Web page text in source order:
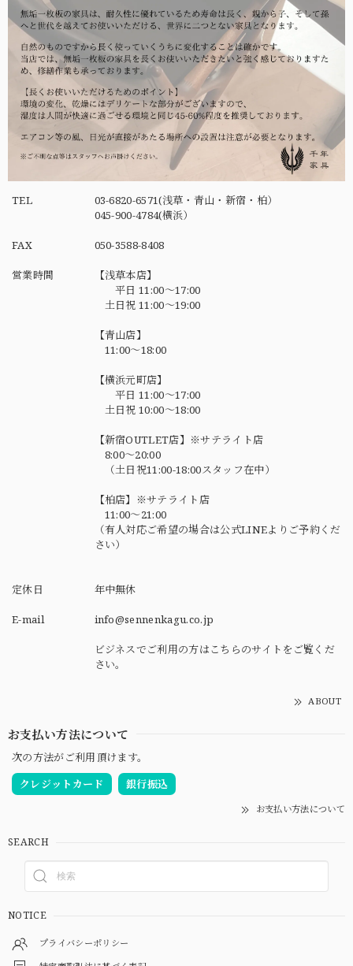
TEL
03-6820-6571(浅草・青山・新宿・柏）
045-900-4784(横浜）
FAX 050-3588-8408
営業時間
【浅草本店】
平日 11:00～17:00
土日祝 11:00～19:00
【青山店】
11:00～18:00
【横浜元町店】
平日 11:00～17:00
土日祝 10:00～18:00
【新宿OUTLET店】※サテライト店
8:00～20:00
（土日祝11:00-18:00スタッフ在中）
【柏店】※サテライト店
11:00～21:00
（有人対応ご希望の場合は公式LINEよりご予約くだ
さい）
定休日 年中無休
E-mail info@sennenkagu.co.jp
ビジネスでご利用の方はこちらのサイトをご覧くだ
さい。
ABOUT
お支払い方法について
次の方法がご利用頂けます。
クレジットカード
銀行振込
お支払い方法について
SEARCH
NOTICE
プライバシーポリシー